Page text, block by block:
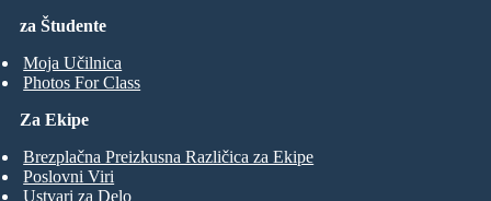
za Študente
Moja Učilnica
Photos For Class
Za Ekipe
Brezplačna Preizkusna Različica za Ekipe
Poslovni Viri
Ustvari za Delo